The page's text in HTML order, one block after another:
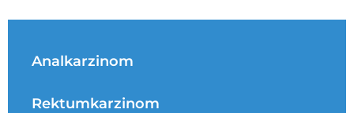
Analkarzinom
Rektumkarzinom